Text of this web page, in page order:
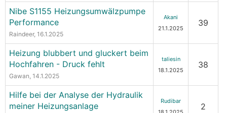
Nibe S1155 Heizungsumwälzpumpe
Performance
Raindeer, 16.1.2025
Akani
21.1.2025
39
Heizung blubbert und gluckert beim
Hochfahren - Druck fehlt
Gawan, 14.1.2025
taliesin
18.1.2025
38
Hilfe bei der Analyse der Hydraulik
meiner Heizungsanlage
Rudibar
2